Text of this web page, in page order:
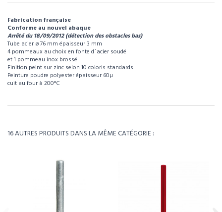
Fabrication française
Conforme au nouvel abaque
Arrêté du 18/09/2012 (détection des obstacles bas)
Tube acier ø 76 mm épaisseur 3 mm
4 pommeaux au choix en fonte d`acier soudé
et 1 pommeau inox brossé
Finition peint sur zinc selon 10 coloris standards
Peinture poudre polyester épaisseur 60µ
cuit au four à 200°C
Environ 4 à 5 semaines - À confirmer lors de la
16 AUTRES PRODUITS DANS LA MÊME CATÉGORIE :